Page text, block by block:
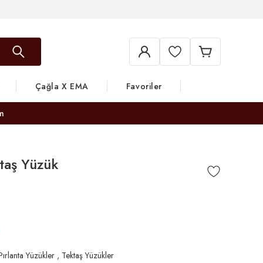
Çağla X EMA Favoriler
Yüzük
Yüzükler , Tektaş Yüzükler